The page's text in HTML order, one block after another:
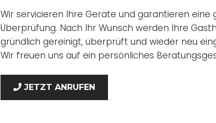
Wir servicieren Ihre Geräte und garantieren eine
Überprüfung. Nach Ihr Wunsch werden Ihre
gründlich gereinigt, überprüft und wieder neu
Wir freuen uns auf ein persönliches
JETZT ANRUFEN